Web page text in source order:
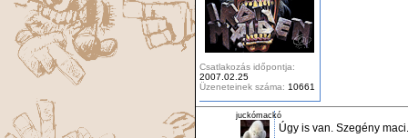
Csatlakozás időpontja:
2007.02.25
Üzeneteinek száma: 10661
juckómackó
Úgy is van. Szegény